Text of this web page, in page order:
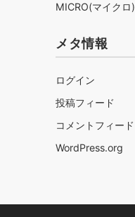
MICRO(マイクロ)
メタ情報
ログイン
投稿フィード
コメントフィード
WordPress.org